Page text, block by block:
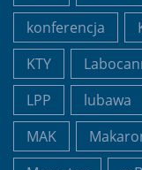
konferencja
KTY
LPP
lubawa
MAK